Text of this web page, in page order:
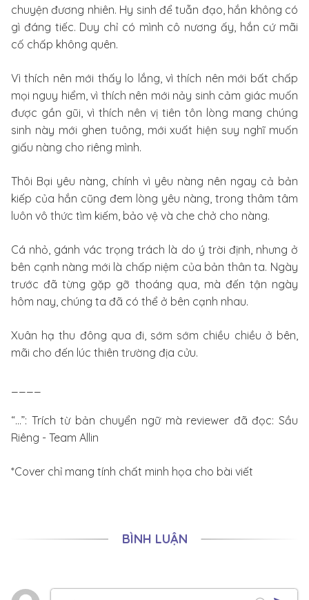
chuyện đương nhiên. Hy sinh để tuẫn đạo, hắn không có
gì đáng tiếc. Duy chỉ có mình cô nương ấy, hắn cứ mãi
cố chấp không quên.
Vì thích nên mới thấy lo lắng, vì thích nên mới bất chấp
mọi nguy hiểm, vì thích nên mới nảy sinh cảm giác muốn
được gần gũi, vì thích nên vị tiên tôn lòng mang chúng
sinh này mới ghen tuông, mới xuất hiện suy nghĩ muốn
giấu nàng cho riêng mình.
Thôi Bại yêu nàng, chính vì yêu nàng nên ngay cả bản
kiếp của hắn cũng đem lòng yêu nàng, trong thâm tâm
luôn vô thức tìm kiếm, bảo vệ và che chở cho nàng.
Cá nhỏ, gánh vác trọng trách là do ý trời định, nhưng ở
bên cạnh nàng mới là chấp niệm của bản thân ta. Ngày
trước đã từng gặp gỡ thoáng qua, mà đến tận ngày
hôm nay, chúng ta đã có thể ở bên cạnh nhau.
Xuân hạ thu đông qua đi, sớm sớm chiều chiều ở bên,
mãi cho đến lúc thiên trường địa cửu.
“…”: Trích từ bản chuyển ngữ mà reviewer đã đọc: Sầu
Riêng - Team Allin
*Cover chỉ mang tính chất minh họa cho bài viết
BÌNH LUẬN